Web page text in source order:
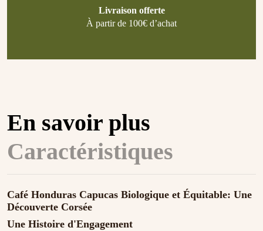
Livraison offerte
À partir de 100€ d’achat
En savoir plus
Caractéristiques
Café Honduras Capucas Biologique et Équitable: Une
Découverte Corsée
Une Histoire d'Engagement